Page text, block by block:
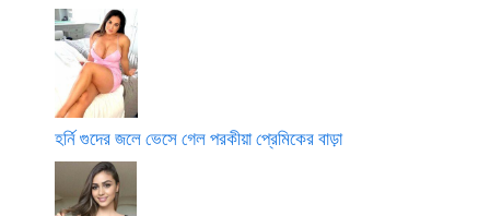
হর্নি গুদের জলে ভেসে গেল পরকীয়া প্রেমিকের বাড়া